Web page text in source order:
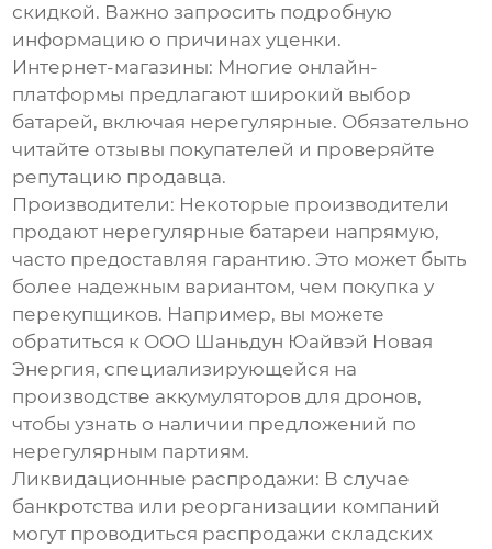
скидкой. Важно запросить подробную
информацию о причинах уценки.
Интернет-магазины: Многие онлайн-
платформы предлагают широкий выбор
батарей, включая нерегулярные. Обязательно
читайте отзывы покупателей и проверяйте
репутацию продавца.
Производители: Некоторые производители
продают нерегулярные батареи напрямую,
часто предоставляя гарантию. Это может быть
более надежным вариантом, чем покупка у
перекупщиков. Например, вы можете
обратиться к ООО Шаньдун Юайвэй Новая
Энергия, специализирующейся на
производстве аккумуляторов для дронов,
чтобы узнать о наличии предложений по
нерегулярным партиям.
Ликвидационные распродажи: В случае
банкротства или реорганизации компаний
могут проводиться распродажи складских